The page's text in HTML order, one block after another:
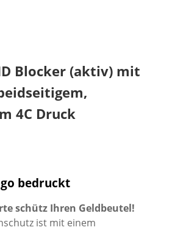
Blocker (aktiv) mit
4C Druck
bedruckt
schütz Ihren Geldbeutel!
ist mit einem